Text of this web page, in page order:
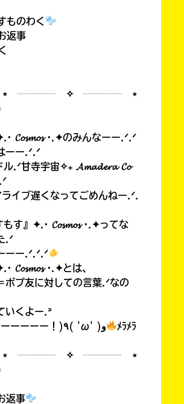
ものわく
返事
┈┈┈┈ ✧ ┈┈┈┈ ⋆
𝓒𝓸𝓼𝓶𝓸𝓼 ·.✦のみんなーー.ᐟ.ᐟ
ーー.ᐟ.ᐟ
ル.ᐟ甘寺宇宙✧₊ 𝓐𝓶𝓪𝓭𝓮𝓻𝓪 𝓒𝓸
イブ遅くなってごめんねー.ᐟ.
もす』✦.· 𝓒𝓸𝓼𝓶𝓸𝓼 ·.✦ってな
.ᐟ
ーー.ᐟ.ᐟ.ᐟ
𝓒𝓸𝓼𝓶𝓸𝓼 ·.✦とは、
ポプ友に対しての言葉.ᐟなの
いくよー.ᐣ
(わーーーーーーーーーー！)٩( 'ω' )و
ﾒﾗﾒﾗ
┈┈┈┈ ✧ ┈┈┈┈ ⋆
返事